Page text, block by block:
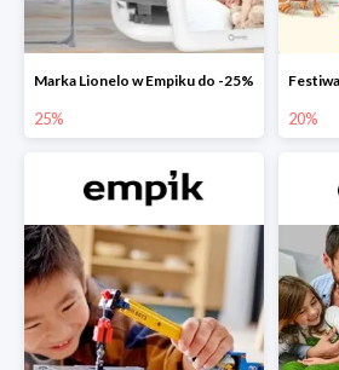
Marka Lionelo w Empiku do -25%
25% 20%